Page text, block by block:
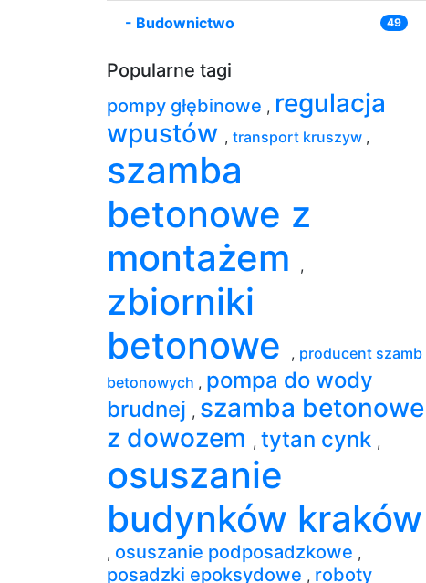
- Budownictwo 49
Popularne tagi
pompy głębinowe , regulacja
wpustów , transport kruszyw ,
szamba
betonowe z
montażem
,
zbiorniki
betonowe
, producent szamb
betonowych , pompa do wody
brudnej , szamba betonowe
z dowozem , tytan cynk ,
osuszanie
budynków kraków
, osuszanie podposadzkowe ,
posadzki epoksydowe , roboty